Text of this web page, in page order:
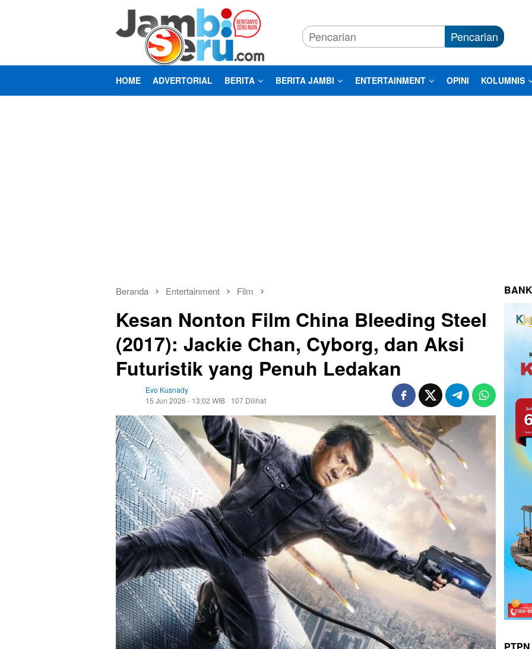
Pencarian
HOME ADVERTORIAL BERITA BERITA JAMBI ENTERTAINMENT OPINI KOLUMNIS
Beranda Entertainment Film
Kesan Nonton Film China Bleeding Steel
(2017): Jackie Chan, Cyborg, dan Aksi
Futuristik yang Penuh Ledakan
Evo Kusnady
15 Jun 2026 - 13:02 WIB
107 Dilihat